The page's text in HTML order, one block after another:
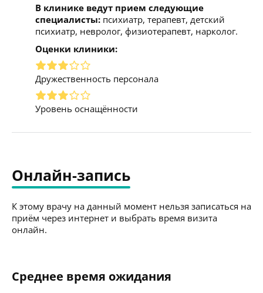
В клинике ведут прием следующие
специалисты: психиатр, терапевт, детский
психиатр, невролог, физиотерапевт, нарколог.
Оценки клиники:
Дружественность персонала
Уровень оснащённости
Онлайн-запись
К этому врачу на данный момент нельзя записаться на
приём через интернет и выбрать время визита
онлайн.
Среднее время ожидания